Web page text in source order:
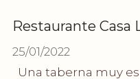
Restaurante Casa
25/01/2022
Una taberna muy